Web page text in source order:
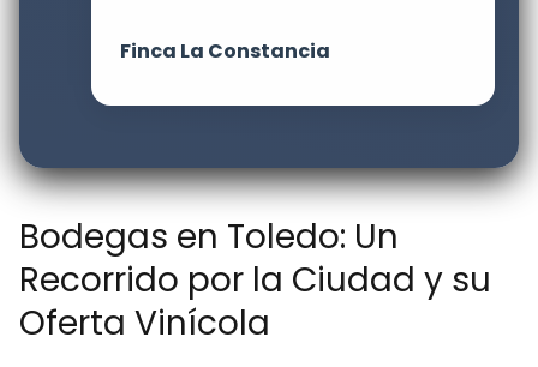
Finca La Constancia
Bodegas en Toledo: Un
Recorrido por la Ciudad y su
Oferta Vinícola